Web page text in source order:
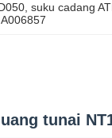
, suku cadang
tunai